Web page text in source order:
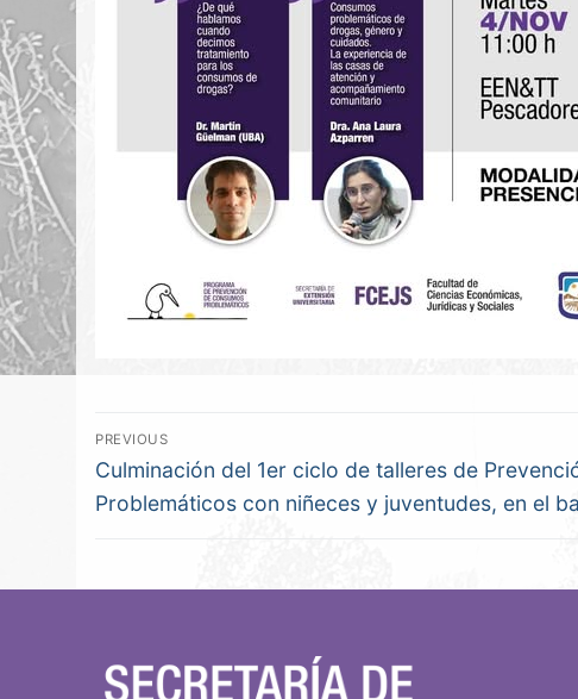
PREVIOUS
Culminación del 1er ciclo de talleres de
Problemáticos con niñeces y juventudes, en el